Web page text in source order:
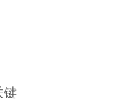
键